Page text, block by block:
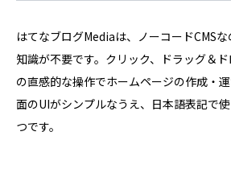
はてなブログMediaは、ノーコードCMS
知識が不要です。クリック、ドラッグ＆
の直感的な操作でホームページの作成・
面のUIがシンプルなうえ、日本語表記で
つです。